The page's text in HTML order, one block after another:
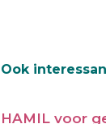
Ook
HAMIL voor